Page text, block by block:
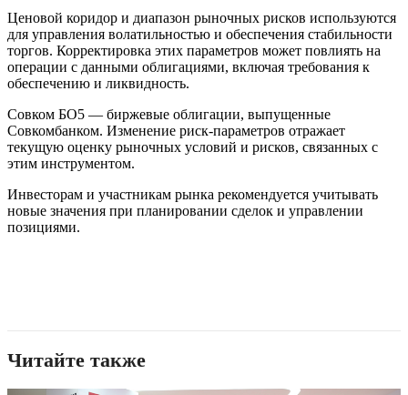
Ценовой коридор и диапазон рыночных рисков используются
для управления волатильностью и обеспечения стабильности
торгов. Корректировка этих параметров может повлиять на
операции с данными облигациями, включая требования к
обеспечению и ликвидность.
Совком БО5 — биржевые облигации, выпущенные
Совкомбанком. Изменение риск-параметров отражает
текущую оценку рыночных условий и рисков, связанных с
этим инструментом.
Инвесторам и участникам рынка рекомендуется учитывать
новые значения при планировании сделок и управлении
позициями.
Читайте также